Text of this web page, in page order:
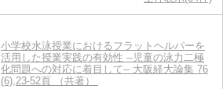
小学校水泳授業におけるフラットヘルパーを
活用した授業実践の有効性 --児童の泳力二極
化問題への対応に着目して-- 大阪経大論集 76
(6),23-52頁 （共著）